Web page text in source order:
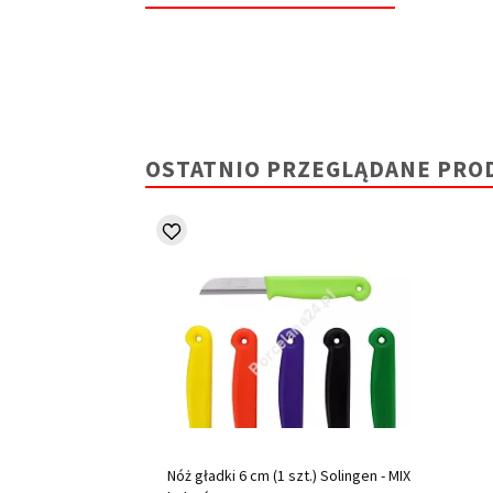
OSTATNIO PRZEGLĄDANE
Nóż gładki 6 cm (1 szt.) Solingen - MIX